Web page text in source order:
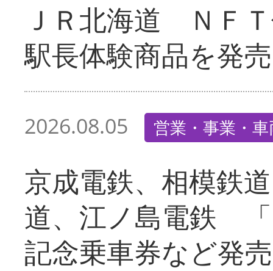
ＪＲ北海道 ＮＦ
駅長体験商品を発売
2026.08.05 営業・事業・
京成電鉄、相模鉄
道、江ノ島電鉄
記念乗車券など発売